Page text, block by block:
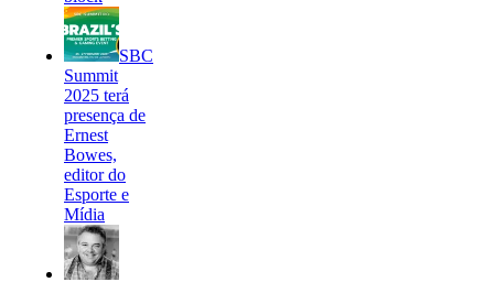
SBC
Summit
2025 terá
presença de
Ernest
Bowes,
editor do
Esporte e
Mídia